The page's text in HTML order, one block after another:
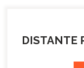
DISTANTE